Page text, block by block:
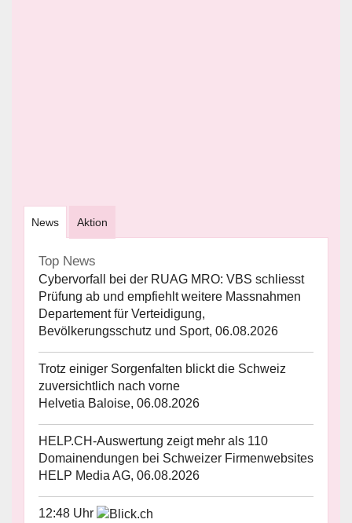
News Aktion
Top News
Cybervorfall bei der RUAG MRO: VBS schliesst
Prüfung ab und empfiehlt weitere Massnahmen
Departement für Verteidigung,
Bevölkerungsschutz und Sport, 06.08.2026
Trotz einiger Sorgenfalten blickt die Schweiz
zuversichtlich nach vorne
Helvetia Baloise, 06.08.2026
HELP.CH-Auswertung zeigt mehr als 110
Domainendungen bei Schweizer Firmenwebsites
HELP Media AG, 06.08.2026
12:48 Uhr